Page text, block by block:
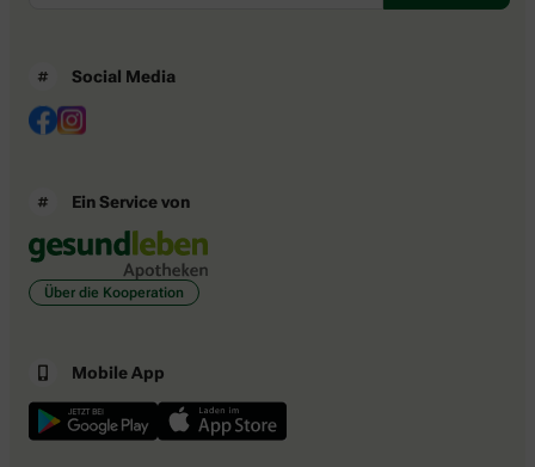
Social Media
Ein Service von
Über die Kooperation
Mobile App